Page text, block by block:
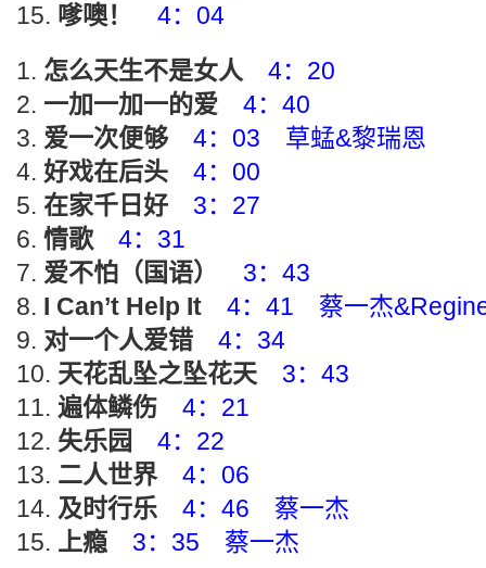
嗲噢！
4：04
怎么天生不是女人
4：20
一加一加一的爱
4：40
爱一次便够
4：03 草蜢&黎瑞恩
好戏在后头
4：00
在家千日好
3：27
情歌
4：31
爱不怕（国语）
3：43
I Can’t Help It
4：41 蔡一杰
对一个人爱错
4：34
天花乱坠之坠花天
3：43
遍体鳞伤
4：21
失乐园
4：22
二人世界
4：06
及时行乐
4：46 蔡一杰
上瘾
3：35 蔡一杰